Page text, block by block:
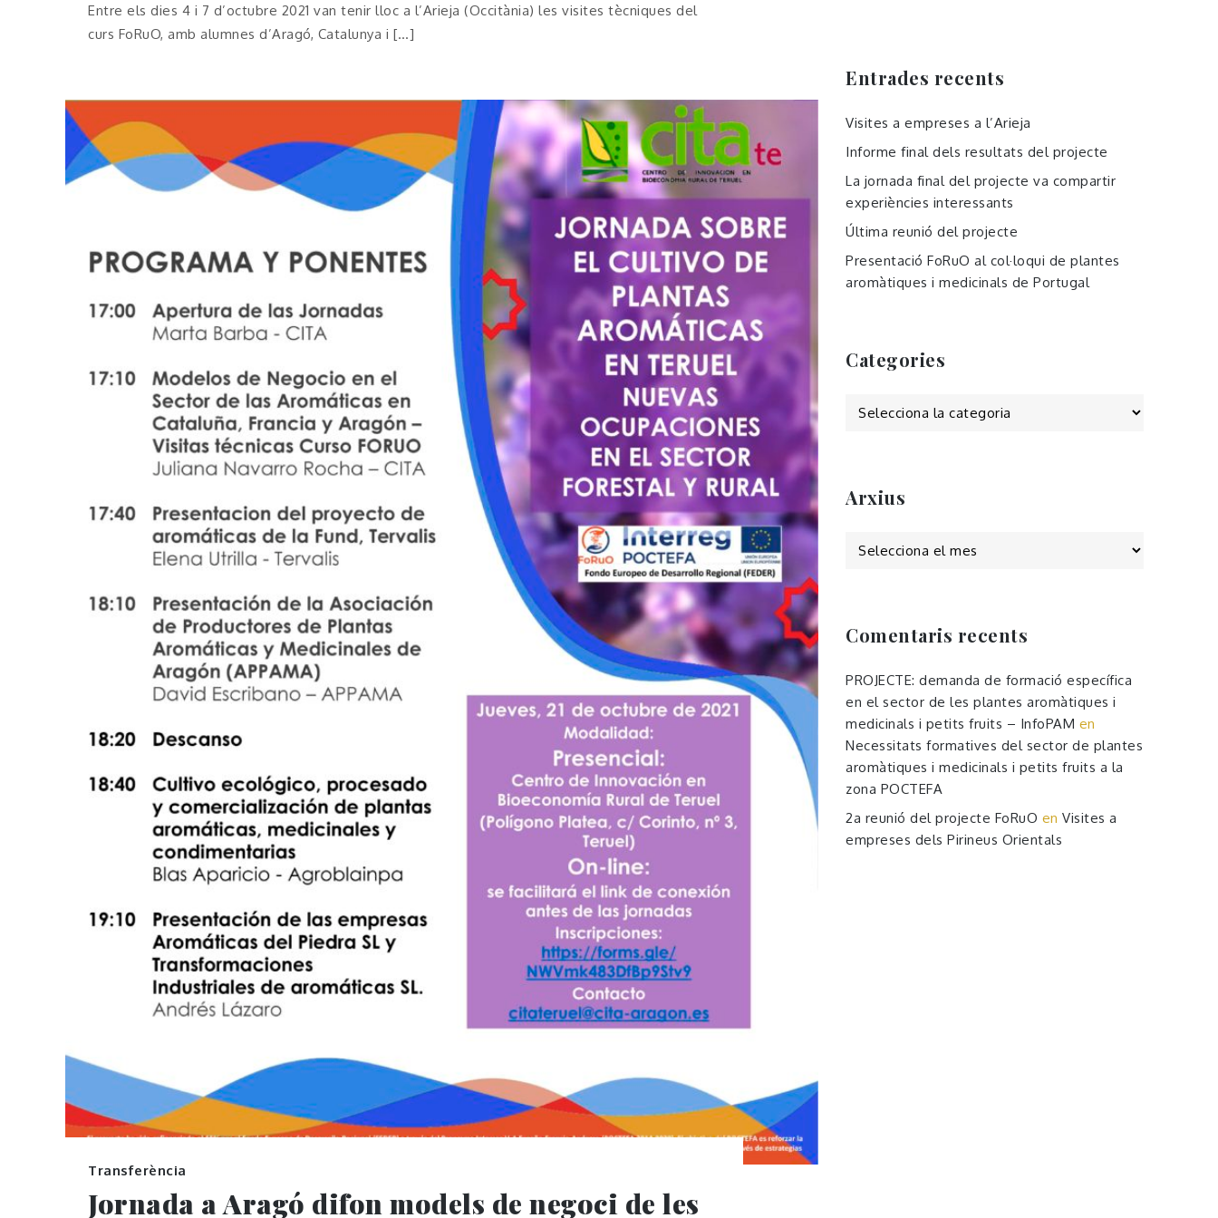
Entre els dies 4 i 7 d’octubre 2021 van tenir lloc a l’Arieja (Occitània) les visites tècniques del
curs FoRuO, amb alumnes d’Aragó, Catalunya i […]
Transferència
Jornada a Aragó difon models de negoci de les
Entrades recents
Visites a empreses a l’Arieja
Informe final dels resultats del projecte
La jornada final del projecte va compartir
experiències interessants
Última reunió del projecte
Presentació FoRuO al col·loqui de plantes
aromàtiques i medicinals de Portugal
Categories
Categories
Arxius
Comentaris recents
PROJECTE: demanda de formació específica
en el sector de les plantes aromàtiques i
medicinals i petits fruits – InfoPAM en
Necessitats formatives del sector de plantes
aromàtiques i medicinals i petits fruits a la
zona POCTEFA
2a reunió del projecte FoRuO en Visites a
empreses dels Pirineus Orientals